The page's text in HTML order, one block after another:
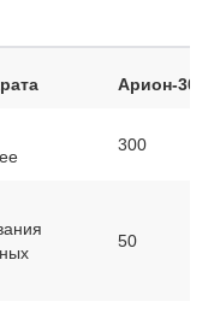
Арион-300
300
50